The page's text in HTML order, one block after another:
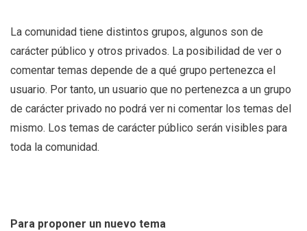
La comunidad tiene distintos grupos, algunos son de
carácter público y otros privados. La posibilidad de ver o
comentar temas depende de a qué grupo pertenezca el
usuario. Por tanto, un usuario que no pertenezca a un grupo
de carácter privado no podrá ver ni comentar los temas del
mismo. Los temas de carácter público serán visibles para
toda la comunidad.
Para proponer un nuevo tema